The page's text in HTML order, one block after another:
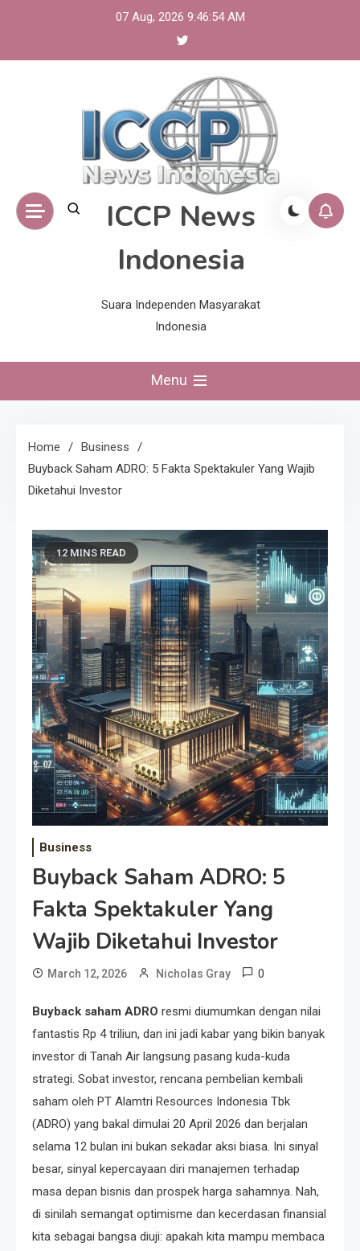
07 Aug, 2026 9:46:55 AM
ICCP News
Indonesia
Suara Independen Masyarakat
Indonesia
Menu
Home
Business
Buyback Saham ADRO: 5 Fakta Spektakuler Yang Wajib
Diketahui Investor
12 MINS READ
Business
Buyback Saham ADRO: 5
Fakta Spektakuler Yang
Wajib Diketahui Investor
March 12, 2026 Nicholas Gray 0
Buyback saham ADRO resmi diumumkan dengan nilai
fantastis Rp 4 triliun, dan ini jadi kabar yang bikin banyak
investor di Tanah Air langsung pasang kuda-kuda
strategi. Sobat investor, rencana pembelian kembali
saham oleh PT Alamtri Resources Indonesia Tbk
(ADRO) yang bakal dimulai 20 April 2026 dan berjalan
selama 12 bulan ini bukan sekadar aksi biasa. Ini sinyal
besar, sinyal kepercayaan diri manajemen terhadap
masa depan bisnis dan prospek harga sahamnya. Nah,
di sinilah semangat optimisme dan kecerdasan finansial
kita sebagai bangsa diuji: apakah kita mampu membaca